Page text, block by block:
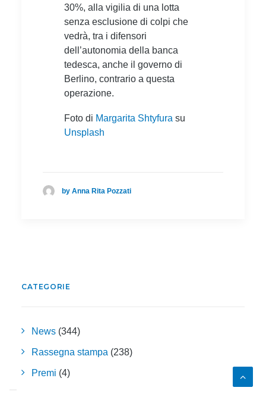
30%, alla vigilia di una lotta
senza esclusione di colpi che
vedrà, tra i difensori
dell’autonomia della banca
tedesca, anche il governo di
Berlino, contrario a questa
operazione.
Foto di Margarita Shtyfura su
Unsplash
by Anna Rita Pozzati
CATEGORIE
News (344)
Rassegna stampa (238)
Premi (4)